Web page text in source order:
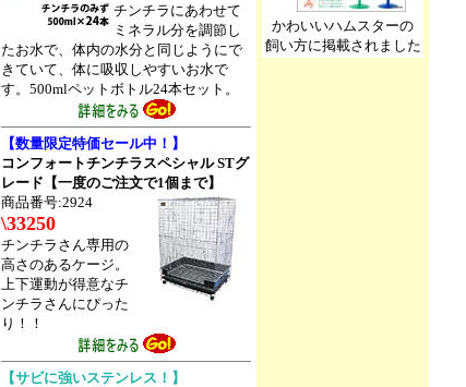
かわいいハムスターの
飼い方に掲載されました
チンチラにあわせて
ミネラル分を調節し
たお水で、体内の水分と同じようにで
きていて、体に吸収しやすいお水で
す。500mlペットボトル24本セット。
【数量限定特価セール中！】
コンフォートチンチラスペシャル STグ
レード【一度のご注文で1個まで】
商品番号:2924
\33250
チンチラさん専用の
高さのあるケージ。
上下運動が得意なチ
ンチラさんにぴった
り！！
【サビに強いステンレス！】